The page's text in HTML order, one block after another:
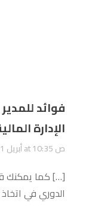
الإدارة
أبريل 11, 2025 at 10:35 ص
[…] كما يمكنك
الدوري في